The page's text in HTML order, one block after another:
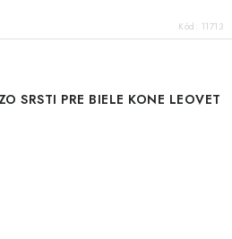
Kód: 11713
SRSTI PRE BIELE KONE LEOVET